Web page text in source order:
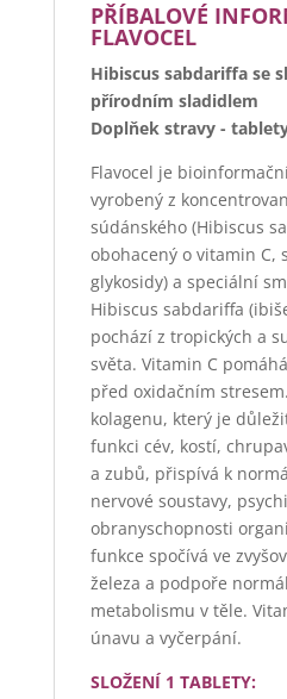
PŘÍBALOVÉ
FLAVOCEL
Hibiscus sabdariffa se
přírodním sladidlem
Doplňek stravy -
Flavocel je
vyrobený z
súdánského (Hibiscus
obohacený o vitamin C,
glykosidy) a speciální
Hibiscus sabdariffa
pochází z tropických a
světa. Vitamin C
před oxidačním
kolagenu, který je
funkci cév, kostí,
a zubů, přispívá k
nervové soustavy,
obranyschopnosti
funkce spočívá ve
železa a podpoře
metabolismu v těle.
únavu a vyčerpání.
SLOŽENÍ 1 TABLETY: